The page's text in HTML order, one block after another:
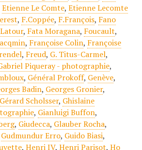
Etienne Le Comte, Etienne Lecomte
, F.Coppée, F.François, Fano
, Fata Moragana, Foucault,
, Françoise Colin, Françoise
, Freud, G. Titus-Carmel,
Piqueray - photographie,
, Général Prokoff, Genève,
Badin, Georges Gronier,
Gérard Scholsser, Ghislaine
, Gianluigi Buffon,
, Giudecca, Glauber Rocha,
Gudmundur Erro, Guido Biasi,
, Henri IV, Henri Parisot, Ho